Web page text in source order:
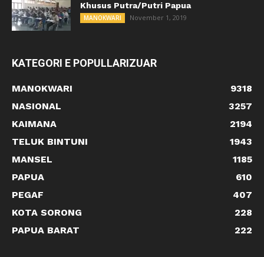
Khusus Putra/Putri Papua
MANOKWARI November 1, 2019
KATEGORI E POPULLARIZUAR
MANOKWARI
9318
NASIONAL
3257
KAIMANA
2194
TELUK BINTUNI
1943
MANSEL
1185
PAPUA
610
PEGAF
407
KOTA SORONG
228
PAPUA BARAT
222